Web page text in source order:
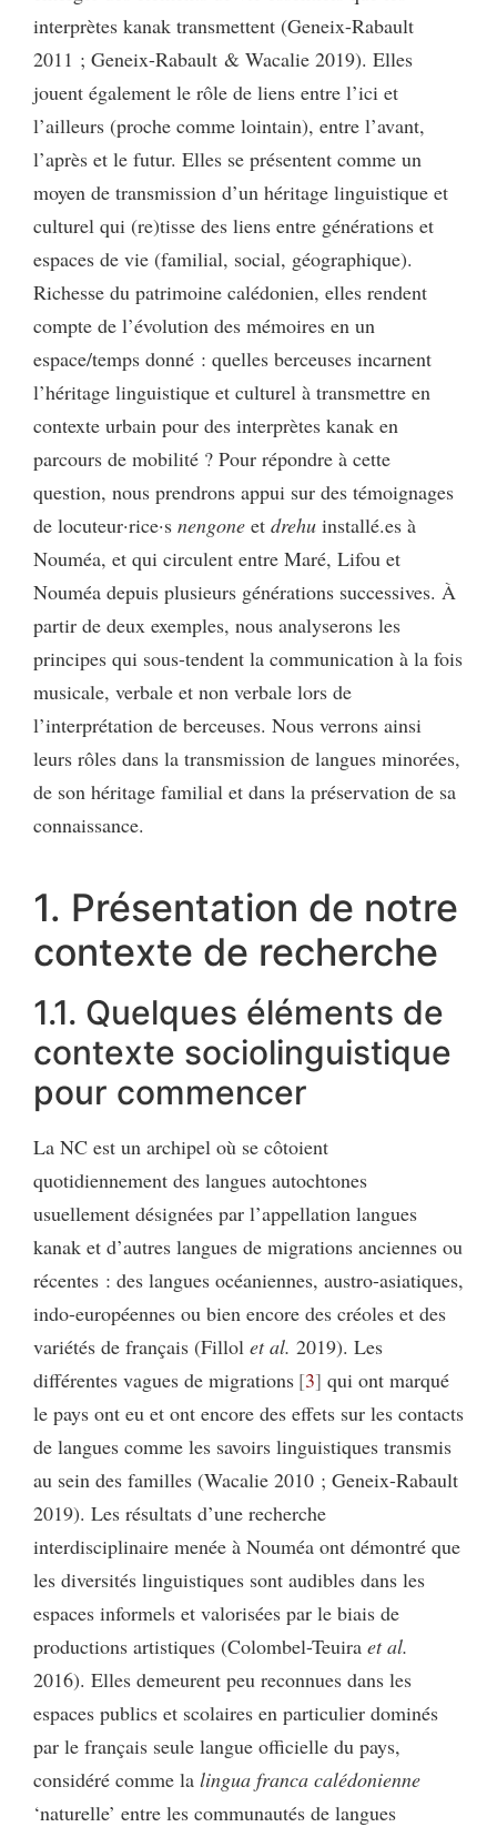
interprètes kanak transmettent (Geneix-Rabault
2011 ; Geneix-Rabault & Wacalie 2019). Elles
jouent également le rôle de liens entre l’ici et
l’ailleurs (proche comme lointain), entre l’avant,
l’après et le futur. Elles se présentent comme un
moyen de transmission d’un héritage linguistique et
culturel qui (re)tisse des liens entre générations et
espaces de vie (familial, social, géographique).
Richesse du patrimoine calédonien, elles rendent
compte de l’évolution des mémoires en un
espace/temps donné : quelles berceuses incarnent
l’héritage linguistique et culturel à transmettre en
contexte urbain pour des interprètes kanak en
parcours de mobilité ? Pour répondre à cette
question, nous prendrons appui sur des témoignages
de locuteur·rice·s nengone et drehu installé.es à
Nouméa, et qui circulent entre Maré, Lifou et
Nouméa depuis plusieurs générations successives. À
partir de deux exemples, nous analyserons les
principes qui sous-tendent la communication à la fois
musicale, verbale et non verbale lors de
l’interprétation de berceuses. Nous verrons ainsi
leurs rôles dans la transmission de langues minorées,
de son héritage familial et dans la préservation de sa
connaissance.
1. Présentation de notre
contexte de recherche
1.1. Quelques éléments de
contexte sociolinguistique
pour commencer
La NC est un archipel où se côtoient
quotidiennement des langues autochtones
usuellement désignées par l’appellation langues
kanak et d’autres langues de migrations anciennes ou
récentes : des langues océaniennes, austro-asiatiques,
indo-européennes ou bien encore des créoles et des
variétés de français (Fillol et al. 2019). Les
différentes vagues de migrations 3 qui ont marqué
le pays ont eu et ont encore des effets sur les contacts
de langues comme les savoirs linguistiques transmis
au sein des familles (Wacalie 2010 ; Geneix-Rabault
2019). Les résultats d’une recherche
interdisciplinaire menée à Nouméa ont démontré que
les diversités linguistiques sont audibles dans les
espaces informels et valorisées par le biais de
productions artistiques (Colombel-Teuira et al.
2016). Elles demeurent peu reconnues dans les
espaces publics et scolaires en particulier dominés
par le français seule langue officielle du pays,
considéré comme la lingua franca calédonienne
‘naturelle’ entre les communautés de langues